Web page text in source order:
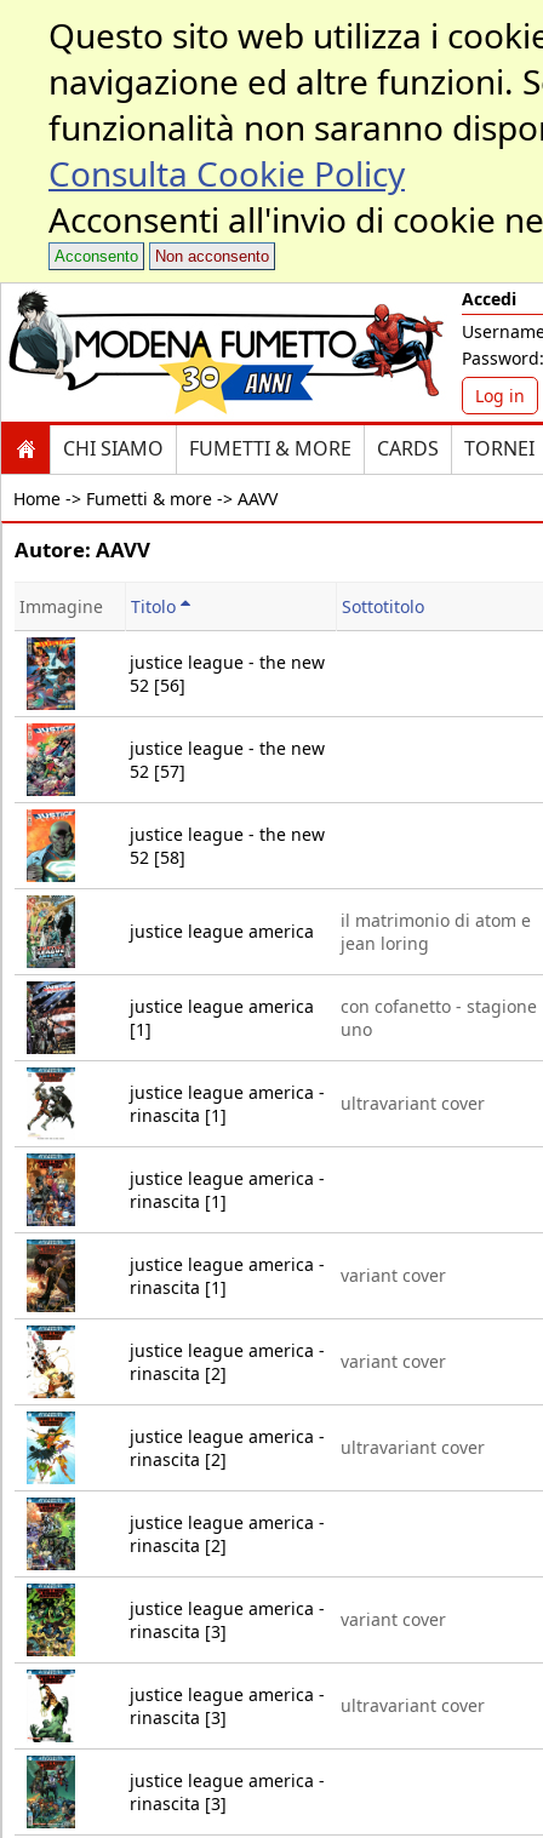
Questo sito web utilizza i
navigazione ed altre funzioni.
funzionalità non saranno
Consulta Cookie Policy
Acconsenti all'invio di cookie
Acconsento Non acconsento
Accedi
Password:
Log in
CHI SIAMO FUMETTI & MORE CARDS TORNEI
Home -> Fumetti & more -> AAVV
Autore: AAVV
Immagine Titolo Sottotitolo
justice league - the new
52 [56]
justice league - the new
52 [57]
justice league - the new
52 [58]
justice league america
il matrimonio di atom e
jean loring
justice league america
[1]
con cofanetto - stagione
uno
justice league america -
rinascita [1]
ultravariant cover
justice league america -
rinascita [1]
justice league america -
rinascita [1]
variant cover
justice league america -
rinascita [2]
variant cover
justice league america -
rinascita [2]
ultravariant cover
justice league america -
rinascita [2]
justice league america -
rinascita [3]
variant cover
justice league america -
rinascita [3]
ultravariant cover
justice league america -
rinascita [3]